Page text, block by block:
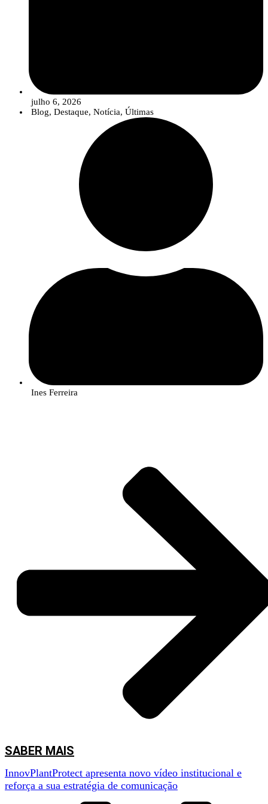
julho 6, 2026
Blog, Destaque, Notícia, Últimas
Ines Ferreira
SABER MAIS
InnovPlantProtect apresenta novo vídeo institucional e
reforça a sua estratégia de comunicação